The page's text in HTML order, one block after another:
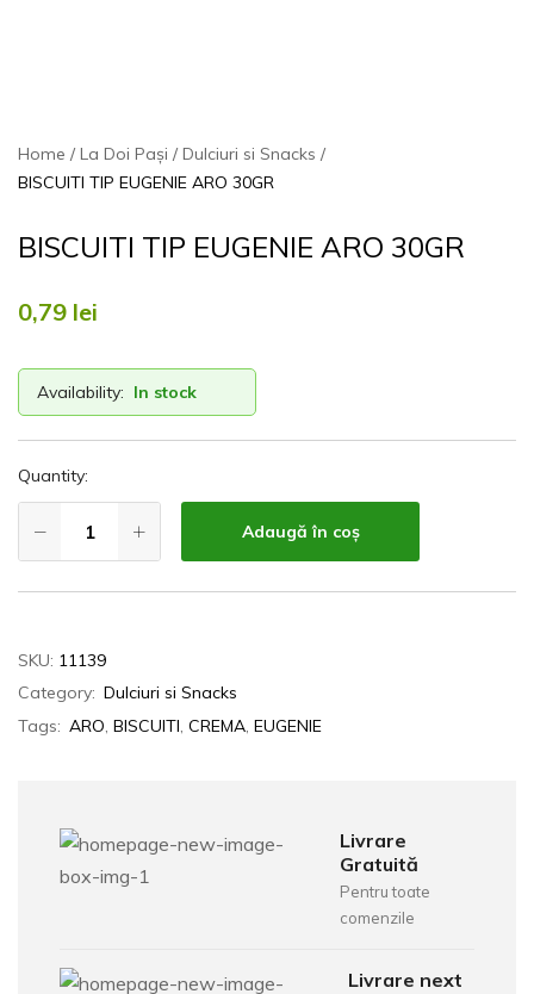
Home La Doi Pași
Dulciuri si Snacks
BISCUITI TIP EUGENIE ARO 30GR
BISCUITI TIP EUGENIE ARO 30GR
0,79 lei
Availability: In stock
Quantity:
Adaugă în coș
SKU: 11139
Category: Dulciuri si Snacks
Tags: ARO, BISCUITI, CREMA, EUGENIE
Livrare
Gratuită
Pentru toate
comenzile
Livrare next